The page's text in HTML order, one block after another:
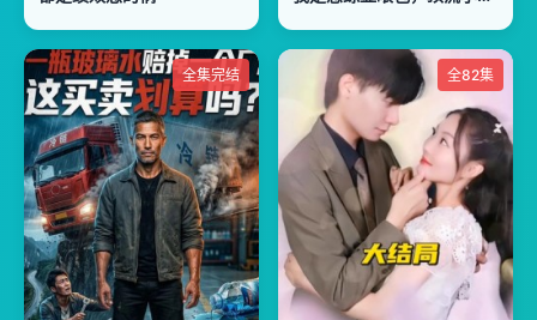
全集完结 全82集